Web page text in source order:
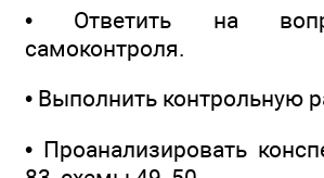
• Ответить на
самоконтроля.
• Выполнить контрольную
• Проанализировать